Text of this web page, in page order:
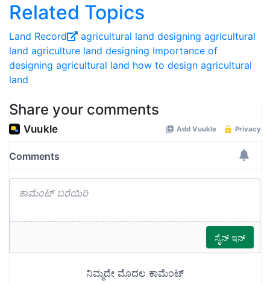
Related Topics
Land Record agricultural land designing agricultural
land agriculture land designing Importance of
designing agricultural land how to design agricultural
land
Share your comments